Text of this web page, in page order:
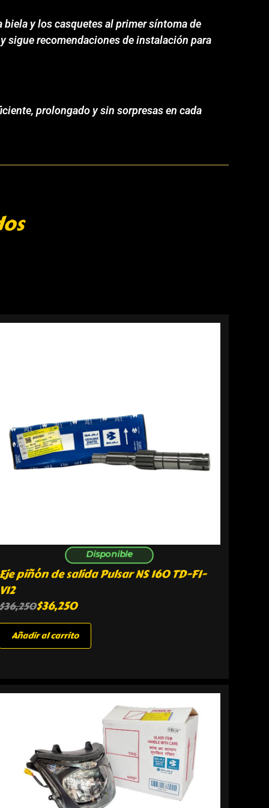
biela y los casquetes al primer síntoma de
sigue recomendaciones de instalación para
prolongado y sin sorpresas en cada
Disponible
piñón de salida Pulsar NS 160 TD-FI-
36,250$36,250
Añadir al carrito